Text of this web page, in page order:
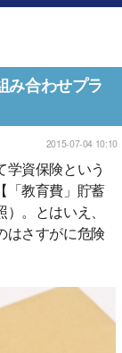
み合わせプラ
2015-07-04 10:10
資保険という
「教育費」貯蓄
。とはいえ、
はさすがに危険